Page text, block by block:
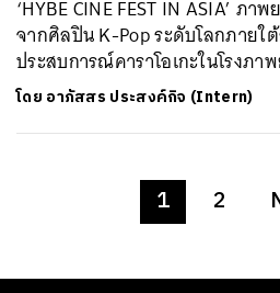
‘HYBE CINE FEST IN ASIA’ ภา
จากศิลปิน K-Pop ระดับโลกภายใ
ประสบการณ์คาราโอเกะในโรงภา
โดย อาภัสสร ประสงค์กิจ (Intern)
1 2